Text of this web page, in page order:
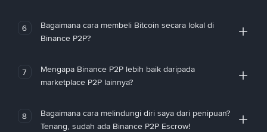
6
Bagaimana cara membeli Bitcoin secara lokal di
Binance P2P?
7
Mengapa Binance P2P lebih baik daripada
marketplace P2P lainnya?
8
Bagaimana cara melindungi diri saya dari penipuan?
Tenang, sudah ada Binance P2P Escrow!